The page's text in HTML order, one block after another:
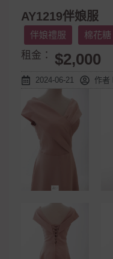
AY1219伴娘服
伴娘禮服 棉花糖
租金： $2,000
2024-06-21 作者